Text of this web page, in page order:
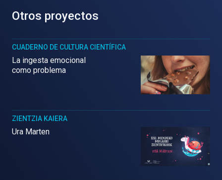
Otros proyectos
CUADERNO DE CULTURA CIENTÍFICA
La ingesta emocional
como problema
ZIENTZIA KAIERA
Ura Marten